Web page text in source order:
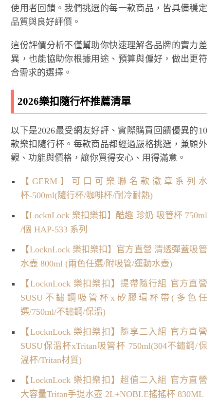
使用者回饋。我們挑選的每一款商品，皆具備穩定
品質與良好評價。
這份評價分析不僅幫助你快速理解各品牌的實力差
異，也能協助你根據用途、預算與偏好，做出更符
合需求的選擇。
2026樂扣隨行杯推薦清單
以下是2026最受網友好評、實際購買回饋優異的10
款樂扣隨行杯。每款商品都經過嚴格挑選，兼顧外
觀、功能與價格，讓你買得安心、用得滿意。
【GERM】可口可樂聯名款徽章系列水
杯-500ml(隨行杯/咖啡杯/耐冷耐熱)
【LocknLock 樂扣樂扣】酷趣 珍奶 吸管杯 750ml
/個 HAP-533 系列
【LocknLock 樂扣樂扣】官方直營 清透彈蓋吸管
水壺 800ml (兩色任選/附吸管/運動水壺)
【LocknLock 樂扣樂扣】提帶隨行組 官方直營
SUSU不鏽鋼吸管杯x矽膠環杯帶(多色任
選/750ml/不鏽鋼/保溫)
【LocknLock 樂扣樂扣】隨享二入組 官方直營
SUSU保溫杯xTritan吸管杯 750ml(304不鏽鋼/保
溫杯/Tritan材質)
【LocknLock 樂扣樂扣】超值二入組 官方直營
大容量Tritan手提水壺 2L+NOBLE搖搖杯 830ML